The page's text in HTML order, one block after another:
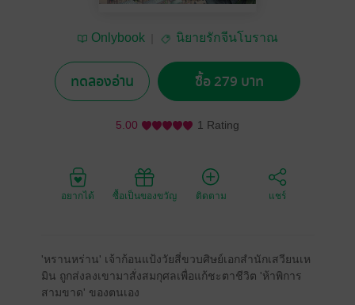
Onlybook นิยายรักจีนโบราณ
ทดลองอ่าน ซื้อ 279 บาท
5.00 1 Rating
อยากได้ ซื้อเป็นของขวัญ ติดตาม แชร์
'หรานหร่าน' เจ้าก้อนแป้งวัยสี่ขวบศิษย์เอกสำนักเสวียนเห
มิน ถูกส่งลงเขามาสั่งสมกุศลเพื่อแก้ชะตาชีวิต 'ห้าพิการ
สามขาด' ของตนเอง